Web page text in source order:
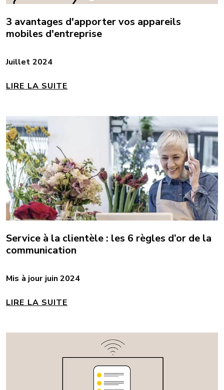
3 avantages d'apporter vos appareils
mobiles d'entreprise
Juillet 2024
LIRE LA SUITE
Service à la clientèle : les 6 règles d’or de la
communication
Mis à jour juin 2024
LIRE LA SUITE